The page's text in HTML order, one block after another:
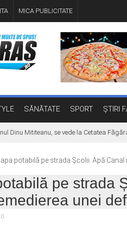
MICA PUBLICITATE
SĂNĂTATE SPORT ȘTIRI
Mititeanu, se vede la Cetatea
potabilă pe strada Școlii. Apă
pe strada
unei
0